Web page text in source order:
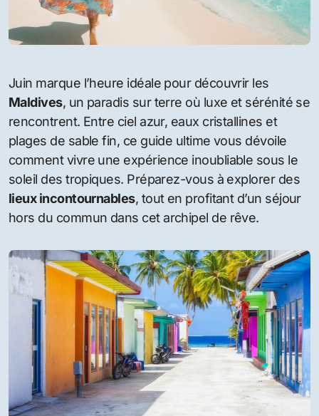
Juin marque l’heure idéale pour découvrir les
Maldives, un paradis sur terre où luxe et sérénité se
rencontrent. Entre ciel azur, eaux cristallines et
plages de sable fin, ce guide ultime vous dévoile
comment vivre une expérience inoubliable sous le
soleil des tropiques. Préparez-vous à explorer des
lieux incontournables, tout en profitant d’un séjour
hors du commun dans cet archipel de rêve.